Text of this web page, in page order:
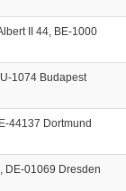
II 44, BE-1000
1074 Budapest
44137 Dortmund
DE-01069 Dresden